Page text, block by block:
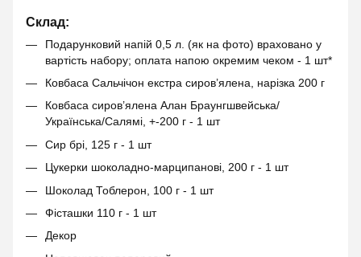
Склад:
Подарунковий напій 0,5 л. (як на фото) враховано у
вартість набору; оплата напою окремим чеком - 1 шт*
Ковбаса Сальчічон екстра сиров’ялена, нарізка 200 г
Ковбаса сиров’ялена Алан Браунгшвейська/
Українська/Салямі, +-200 г - 1 шт
Сир брі, 125 г - 1 шт
Цукерки шоколадно-марципанові, 200 г - 1 шт
Шоколад Тоблерон, 100 г - 1 шт
Фісташки 110 г - 1 шт
Декор